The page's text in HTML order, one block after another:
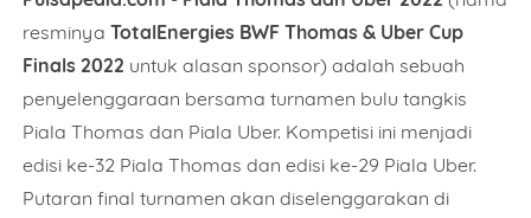
resminyaTotalEnergies BWF Thomas & Uber Cup
Finals 2022 untuk alasan sponsor) adalah sebuah
penyelenggaraan bersama turnamen bulu tangkis
Piala Thomas dan Piala Uber. Kompetisi ini menjadi
edisi ke-32 Piala Thomas dan edisi ke-29 Piala Uber.
Putaran final turnamen akan diselenggarakan di